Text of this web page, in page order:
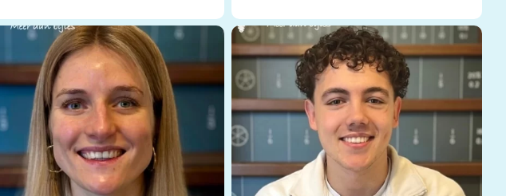
Contact
Over ons
Technisch lezen
Begrijpend lezen
Intelligentie
Leerpotentie
Leerstrategieën
Beroepskeuzetest